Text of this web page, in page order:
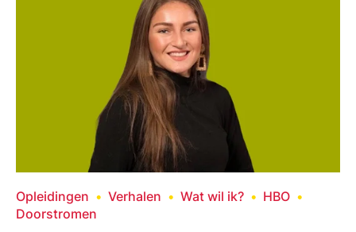
Opleidingen Verhalen Wat wil ik?
HBO
Doorstromen